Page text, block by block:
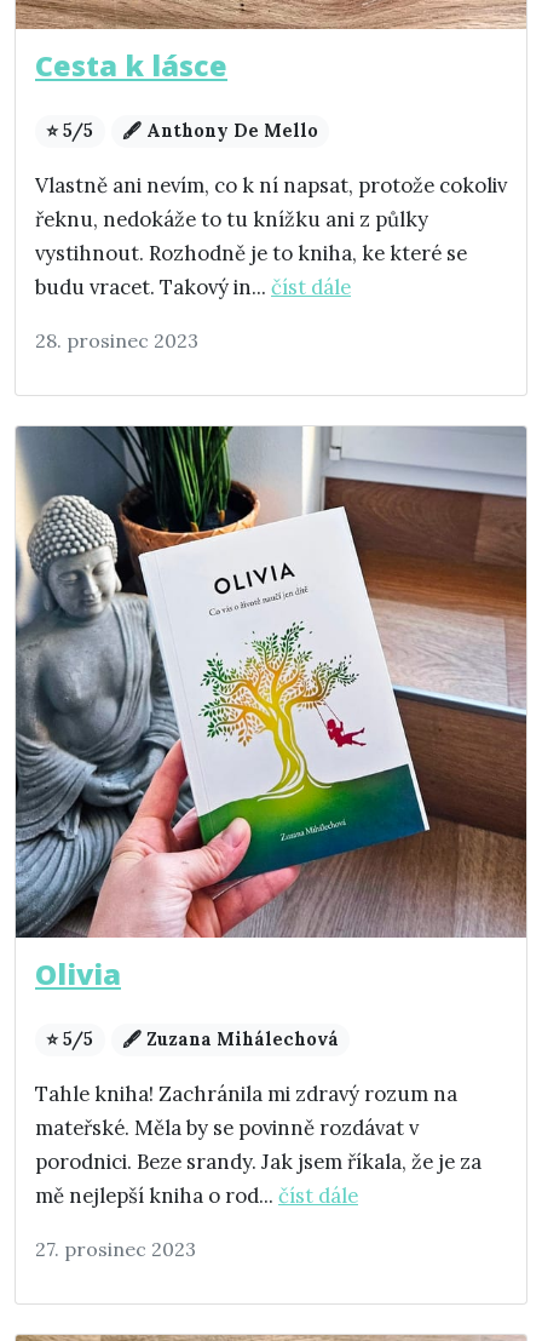
Cesta k lásce
⭐ 5/5 🖋️ Anthony De Mello
Vlastně ani nevím, co k ní napsat, protože cokoliv
řeknu, nedokáže to tu knížku ani z půlky
vystihnout. Rozhodně je to kniha, ke které se
budu vracet. Takový in... číst dále
28. prosinec 2023
Olivia
⭐ 5/5 🖋️ Zuzana Mihálechová
Tahle kniha! Zachránila mi zdravý rozum na
mateřské. Měla by se povinně rozdávat v
porodnici. Beze srandy. Jak jsem říkala, že je za
mě nejlepší kniha o rod... číst dále
27. prosinec 2023